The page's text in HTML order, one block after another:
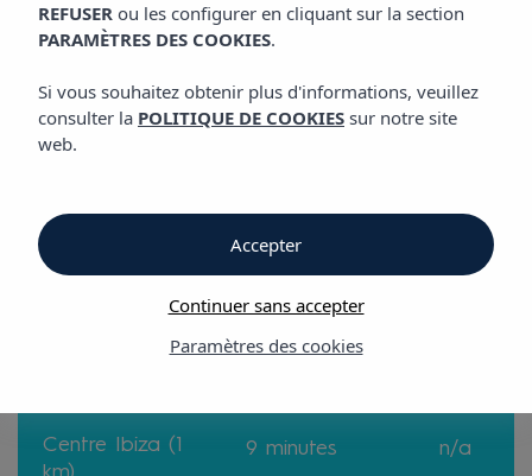
Emplacement
Distances de l' Hôtel Vibra Vila jusqu'à
plusieurs points à ne pas manquer
Centre Ibiza (1
9 minutes n/a
REFUSER ou les configurer en cliquant sur la section
PARAMÈTRES DES COOKIES.
Si vous souhaitez obtenir plus d'informations, veuillez
consulter la POLITIQUE DE COOKIES sur notre site
web.
Paramètres des cookies
Continuer sans accepter
Accepter